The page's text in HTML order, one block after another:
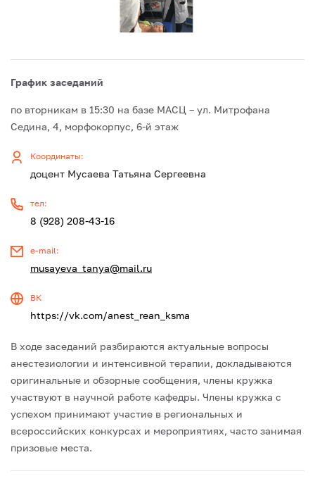
График заседаний
по вторникам в 15:30 на базе МАСЦ – ул. Митрофана
Седина, 4, морфокорпус, 6-й этаж
Координаты:
доцент Мусаева Татьяна Сергеевна
тел:
8 (928) 208-43-16
e-mail:
musayeva_tanya@mail.ru
ВК
https://vk.com/anest_rean_ksma
В ходе заседаний разбираются актуальные вопросы
анестезиологии и интенсивной терапии, докладываются
оригинальные и обзорные сообщения, члены кружка
участвуют в научной работе кафедры. Члены кружка с
успехом принимают участие в региональных и
всероссийских конкурсах и мероприятиях, часто занимая
призовые места.